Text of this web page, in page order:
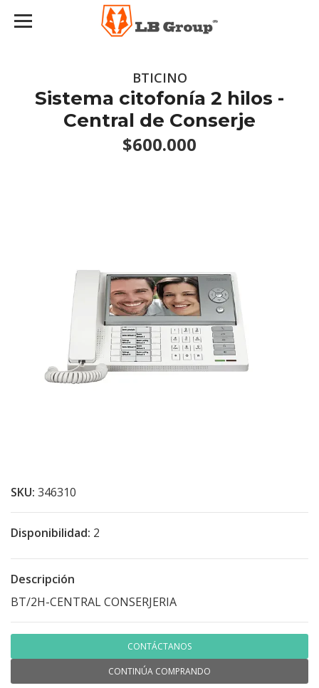
BTICINO
Sistema citofonía 2 hilos -
Central de Conserje
$600.000
SKU: 346310
Disponibilidad: 2
Descripción
BT/2H-CENTRAL CONSERJERIA
CONTÁCTANOS
CONTINÚA COMPRANDO